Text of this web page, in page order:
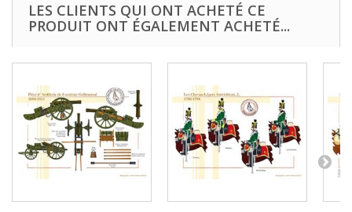
LES CLIENTS QUI ONT ACHETÉ CE
PRODUIT ONT ÉGALEMENT ACHETÉ...